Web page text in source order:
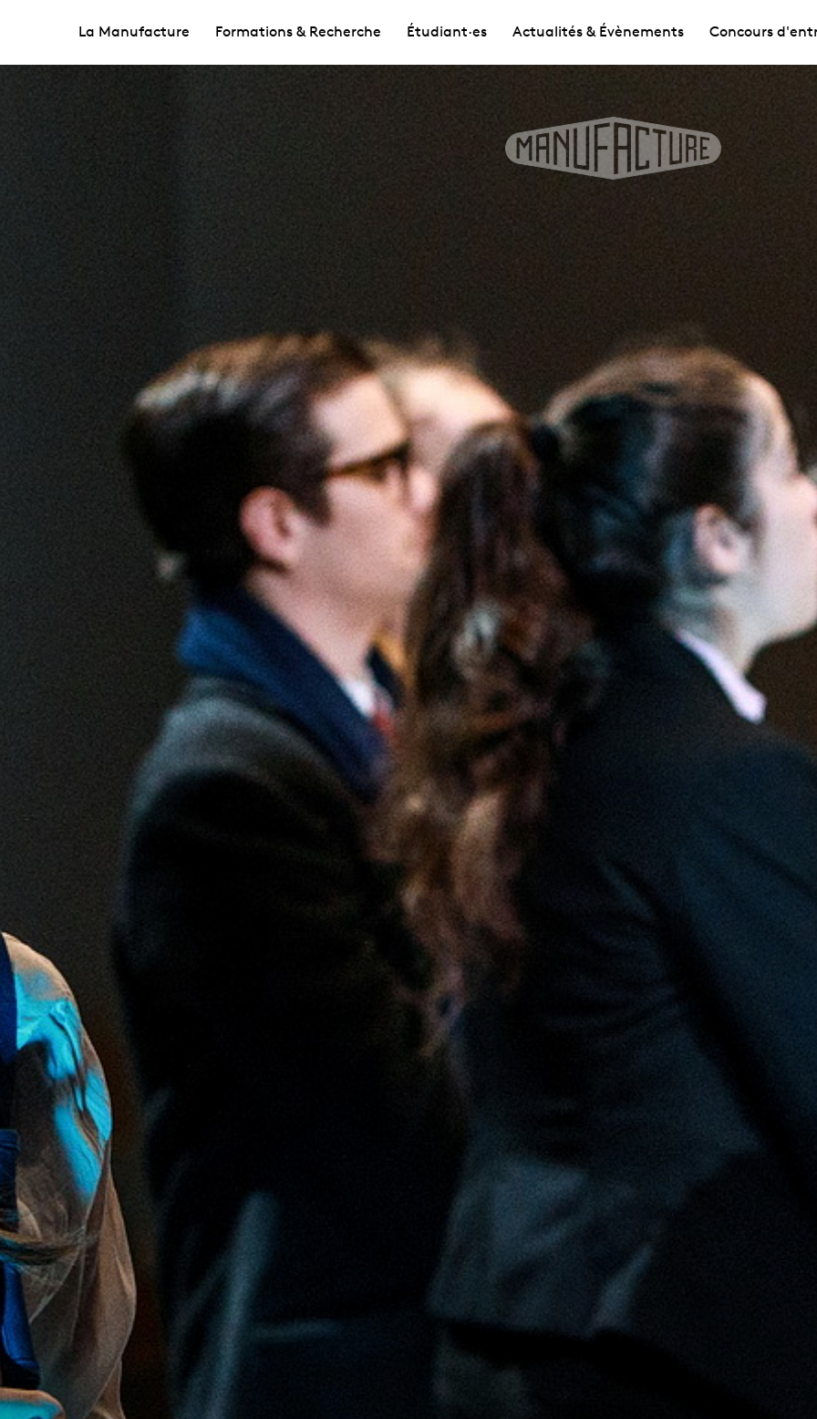
La Manufacture Formations & Recherche Étudiant·es Actualités & Évènements Concours